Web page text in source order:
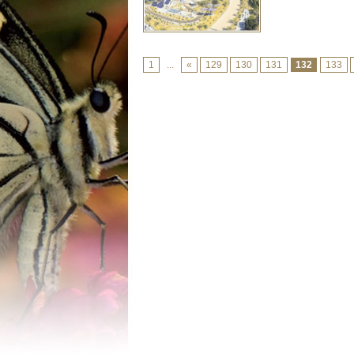
1 ... « 129 130 131 132 133